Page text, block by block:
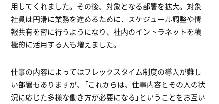
用してくれました。その後、対象となる部署を拡大。対象
社員は円滑に業務を進めるために、スケジュール調整や情
報共有を密に行うようになり、社内のイントラネットを積
極的に活用する人も増えました。
仕事の内容によってはフレックスタイム制度の導入が難し
い部署もありますが、「これからは、仕事内容とその人の状
況に応じた多様な働き方が必要になる」ということをお互い